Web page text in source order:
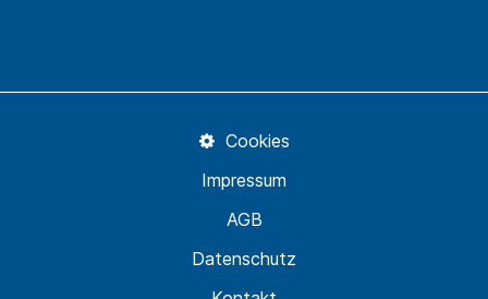
Datenschutz
AGB
Impressum
Cookies